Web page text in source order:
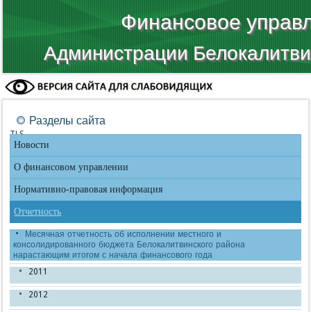
Финансовое
Администрации
Разделы сайта
TLS
Новости
О финансовом управлении
Нормативно-правовая информация
Отчетность
Месячная отчетность об исполнении местного и
консолидированного бюджета Белокалитвинского района
нарастающим итогом с начала финансового года
2011
2012